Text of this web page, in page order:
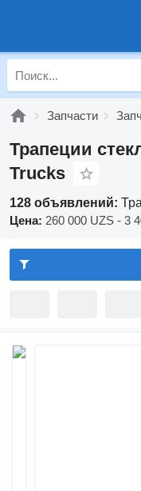
Запчасти
Трапеции
Trucks
128 объявлений:
Цена: 260 000 UZS - 3